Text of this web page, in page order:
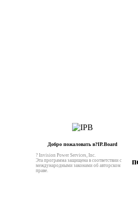
Добро пожаловать в?IP.Board
? Invision Power Services, Inc.
Эта программа защищена в соответствии с
международными законами об авторском
праве.